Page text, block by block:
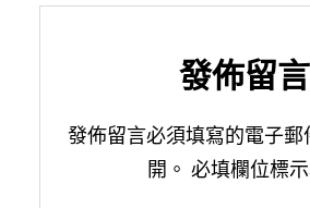
發佈留言
發佈留言必須填寫的電子
開。 必填欄位標